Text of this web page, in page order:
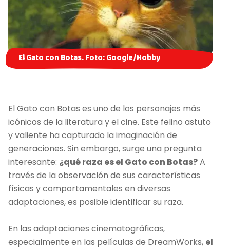
El Gato con Botas. Foto: Google/Hobby
El Gato con Botas es uno de los personajes más
icónicos de la literatura y el cine. Este felino astuto
y valiente ha capturado la imaginación de
generaciones. Sin embargo, surge una pregunta
interesante: ¿qué raza es el Gato con Botas?A
través de la observación de sus características
físicas y comportamentales en diversas
adaptaciones, es posible identificar su raza.
En las adaptaciones cinematográficas,
especialmente en las películas de DreamWorks, el